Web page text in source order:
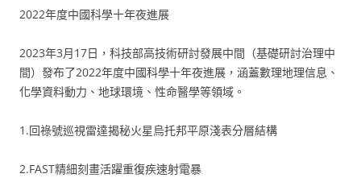
2022年度中國科學十年夜進展
2023年3月17日，科技部高技術研討發展中間（基礎研討治理中
間）發布了2022年度中國科學十年夜進展，涵蓋數理地理信息、
化學資料動力、地球環境、性命醫學等領域。
1.回祿號巡視雷達揭秘火星烏托邦平原淺表分層結構
2.FAST精細刻畫活躍重復疾速射電暴